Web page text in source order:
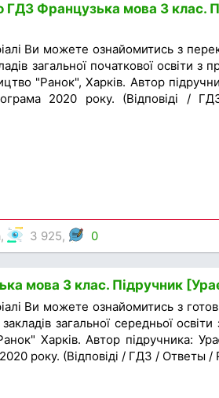
ГДЗ Французька мова 3 клас.
Ви можете ознайомитись з
загальної початкової освіти з
"Ранок", Харків. Автор
2020 року. (Відповіді /
, 3 925, 0
мова 3 клас. Підручник
Ви можете ознайомитись з
загальної середньої
Харків. Автор підручника:
року. (Відповіді / ГДЗ / Ответы